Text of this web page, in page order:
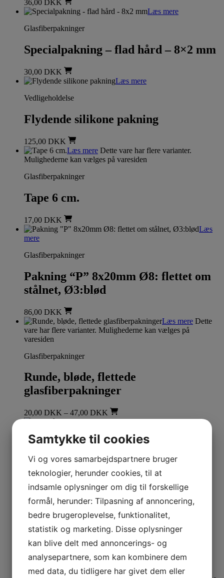
36,00 DKK
Læs mere
Glasfiberpakninger
Specialpakning – flad hård – 8×2 mm
30,00 DKK
Læs mere
Vedligeholdelse
Flydende silikone pakning
125,00 DKK
Læs mere Dette vare har flere varianter.
Mulighederne kan vælges på varesiden
Glasfiberpakninger
Tape 6 cm.
17,00 DKK
Læs
mere
Glasfiberpakninger
Pakning “P” 8x20mm Ø8: flettet om
stålnet, Ø3:blød
86,00 DKK
Læs mere Dette
vare har flere varianter. Mulighederne kan vælges på
varesiden
Glasfiberpakninger
Runde, bløde, flettede
glasfiberpakninger
20,00 DKK – 47,00 DKK
Læs mereDette vare har flere varianter.
Glasfiberpakninger
Stigebånd
26,00DKK
Læs mereDette vare har flere
Glasfiberpakninger
Flade glasfiberpakninger
29,00 DKK–31,00DKK
Samtykke til cookies
Vi og vores samarbejdspartnere bruger
teknologier, herunder cookies, til at
indsamle oplysninger om dig til forskellige
formål, herunder: Tilpasning af annoncering,
bedre brugeroplevelse, funktionalitet,
statistik og marketing. Disse oplysninger
kan blive delt med annoncerings- og
analysepartnere, som kan kombinere dem
med data, du tidligere har givet dem eller